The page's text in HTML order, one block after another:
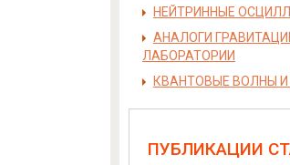
НЕЙТРИННЫЕ
АНАЛОГИ
ЛАБОРАТОРИИ
КВАНТОВЫЕ ВОЛНЫ
ПУБЛИКАЦИИ